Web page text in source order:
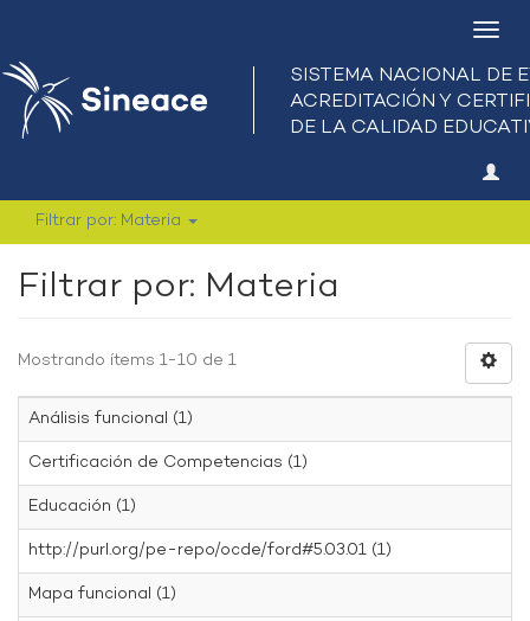
Filtrar por: Materia
Filtrar por: Materia
Mostrando ítems 1-10 de 1
Análisis funcional (1)
Certificación de Competencias (1)
Educación (1)
http://purl.org/pe-repo/ocde/ford#5.03.01 (1)
Mapa funcional (1)